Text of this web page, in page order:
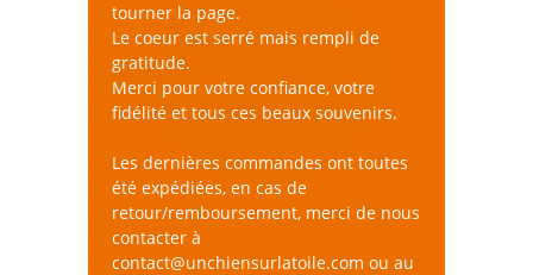
tourner la page.
Le coeur est serré mais rempli de
gratitude.
Merci pour votre confiance, votre
fidélité et tous ces beaux souvenirs.
Les dernières commandes ont toutes
été expédiées, en cas de
retour/remboursement, merci de nous
contacter à
contact@unchiensurlatoile.com ou au